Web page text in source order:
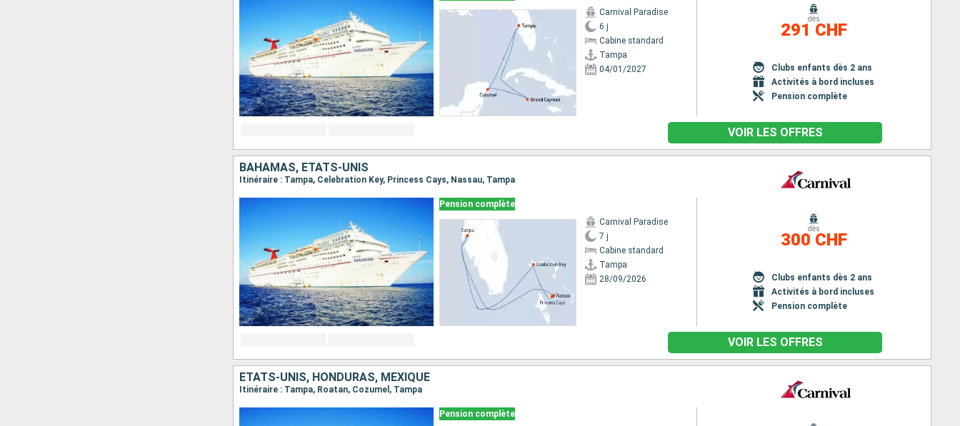
Carnival Paradise
6 j
Cabine standard
Tampa
04/01/2027
dès
291 CHF
Clubs enfants dès 2 ans
Activités à bord incluses
Pension complète
VOIR LES OFFRES
BAHAMAS, ÉTATS-UNIS
Itinéraire : Tampa, Celebration Key, Princess Cays, Nassau, Tampa
Pension complète
Carnival Paradise
7 j
Cabine standard
Tampa
28/09/2026
dès
300 CHF
Clubs enfants dès 2 ans
Activités à bord incluses
Pension complète
VOIR LES OFFRES
ÉTATS-UNIS, HONDURAS, MEXIQUE
Itinéraire : Tampa, Roatan, Cozumel, Tampa
Pension complète